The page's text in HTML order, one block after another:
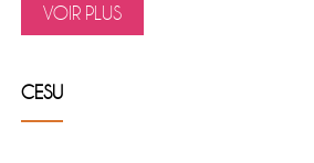
VOIR PLUS
CESU